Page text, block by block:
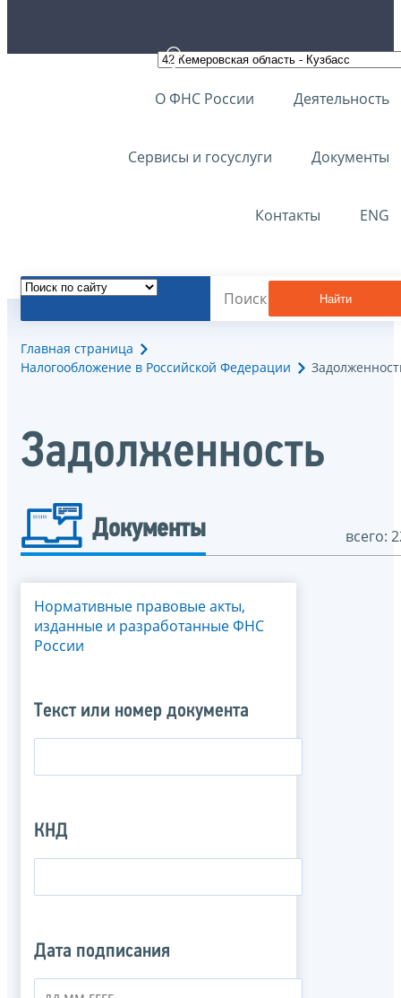
О ФНС России Деятельность
Сервисы и госуслуги Документы
Контакты ENG
Найти
Главная страница
Налогообложение в Российской Федерации
Задолженность
Документы всего:
Нормативные правовые акты,
изданные и разработанные ФНС
России
Текст или номер документа
КНД
Дата подписания